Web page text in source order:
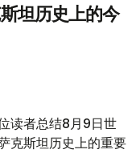
坦历史上的今
读者总结8月9日世
克斯坦历史上的重要